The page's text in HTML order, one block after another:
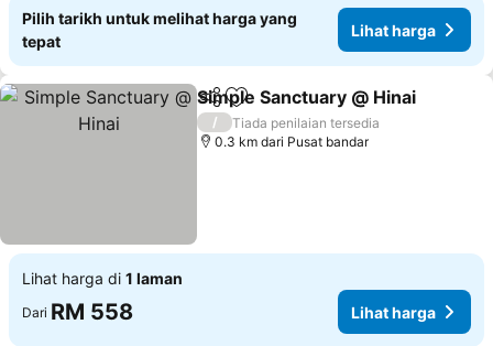
Pilih tarikh untuk melihat harga yang
tepat
Lihat harga
KongsiTambah ke favorit
Simple Sanctuary @ Hinai
/
Tiada penilaian tersedia
0.3 km dari Pusat bandar
Lihat harga di 1 laman
Dari RM 558 Lihat harga